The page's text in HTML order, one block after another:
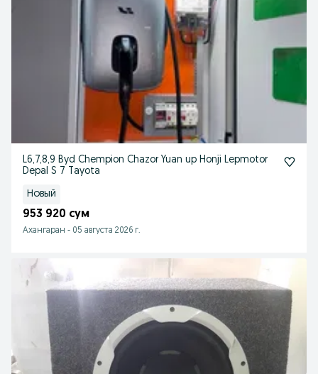
L6,7,8,9 Byd Chempion Chazor Yuan up Honji Lepmotor
Depal S 7 Tayota
Новый
953 920 сум
Ахангаран - 05 августа 2026 г.